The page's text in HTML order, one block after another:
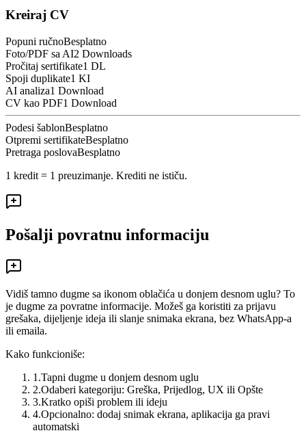
Kreiraj CV
Popuni ručnoBesplatno
Foto/PDF sa AI2 Downloads
Pročitaj sertifikate1 DL
Spoji duplikate1 KI
AI analiza1 Download
CV kao PDF1 Download
Podesi šablonBesplatno
Otpremi sertifikateBesplatno
Pretraga poslovaBesplatno
1 kredit = 1 preuzimanje. Krediti ne ističu.
Pošalji povratnu informaciju
Vidiš tamno dugme sa ikonom oblačića u donjem desnom uglu? To
je dugme za povratne informacije. Možeš ga koristiti za prijavu
grešaka, dijeljenje ideja ili slanje snimaka ekrana, bez WhatsApp-a
ili emaila.
Kako funkcioniše:
1 .Tapni dugme u donjem desnom uglu
2.Odaberi kategoriju: Greška, Prijedlog, UX ili Opšte
3.Kratko opiši problem ili ideju
4.Opcionalno: dodaj snimak ekrana, aplikacija ga pravi
automatski